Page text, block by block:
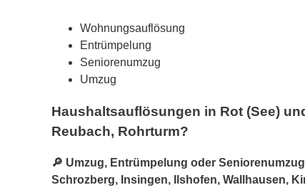
Wohnungsauflösung
Entrümpelung
Seniorenumzug
Umzug
Haushaltsauflösungen in Rot (See)
Reubach, Rohrturm?
🔎 Umzug, Entrümpelung oder
Schrozberg, Insingen, Ilshofen, Wallhausen,